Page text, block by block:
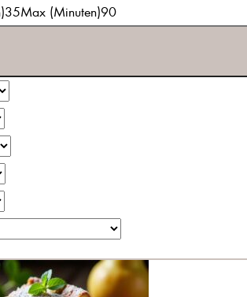
35Max (Minuten)90